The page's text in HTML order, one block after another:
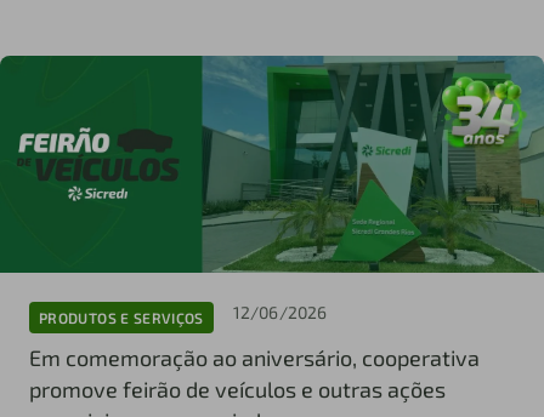
PRODUTOS E SERVIÇOS 12/06/2026
Em comemoração ao aniversário, cooperativa
promove feirão de veículos e outras ações